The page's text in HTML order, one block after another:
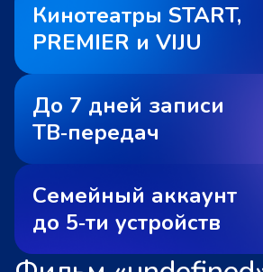
Кинотеатры START,
PREMIER и VIJU
До 7 дней записи
ТВ‑передач
Семейный аккаунт
до 5‑ти устройств